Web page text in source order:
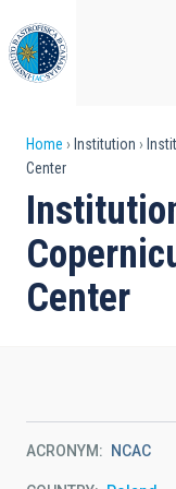
to
main
content
Breadcrumb
Home Institution
Center
Center
ACRONYM NCAC